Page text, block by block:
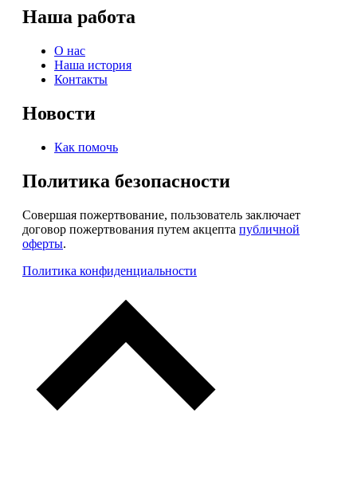
Наша работа
О нас
Наша история
Контакты
Новости
Как помочь
Политика безопасности
Совершая пожертвование, пользователь заключает
договор пожертвования путем акцепта публичной
оферты.
Политика конфиденциальности